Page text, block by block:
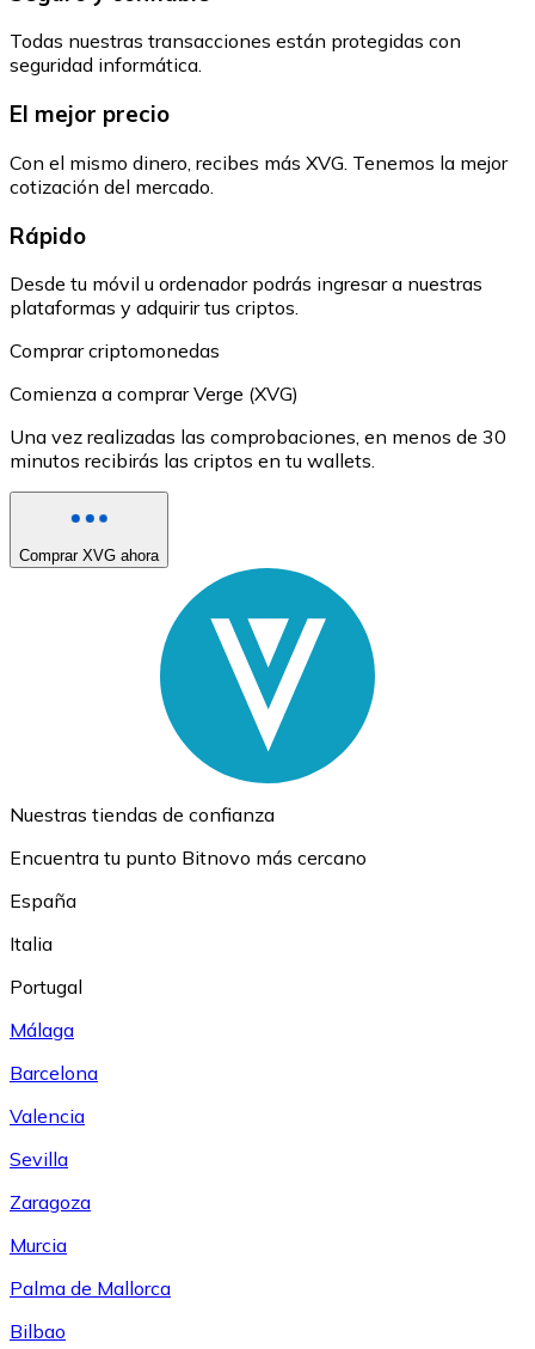
Todas nuestras transacciones están protegidas con
seguridad informática.
El mejor precio
Con el mismo dinero, recibes más XVG. Tenemos la mejor
cotización del mercado.
Rápido
Desde tu móvil u ordenador podrás ingresar a nuestras
plataformas y adquirir tus criptos.
Comprar criptomonedas
Comienza a comprar Verge (XVG)
Una vez realizadas las comprobaciones, en menos de 30
minutos recibirás las criptos en tu wallets.
Comprar XVG ahora
Nuestras tiendas de confianza
Encuentra tu punto Bitnovo más cercano
España
Italia
Portugal
Málaga
Barcelona
Valencia
Sevilla
Zaragoza
Murcia
Palma de Mallorca
Bilbao